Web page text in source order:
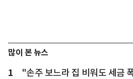
많이 본 뉴스
1
"손주 보느라 집 비워도 세금